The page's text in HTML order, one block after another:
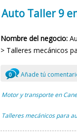
Auto Taller 9
Nombre del negocio:
> Talleres mecánicos
0 Añade tú
Motor y transporte en
Talleres mecánicos para